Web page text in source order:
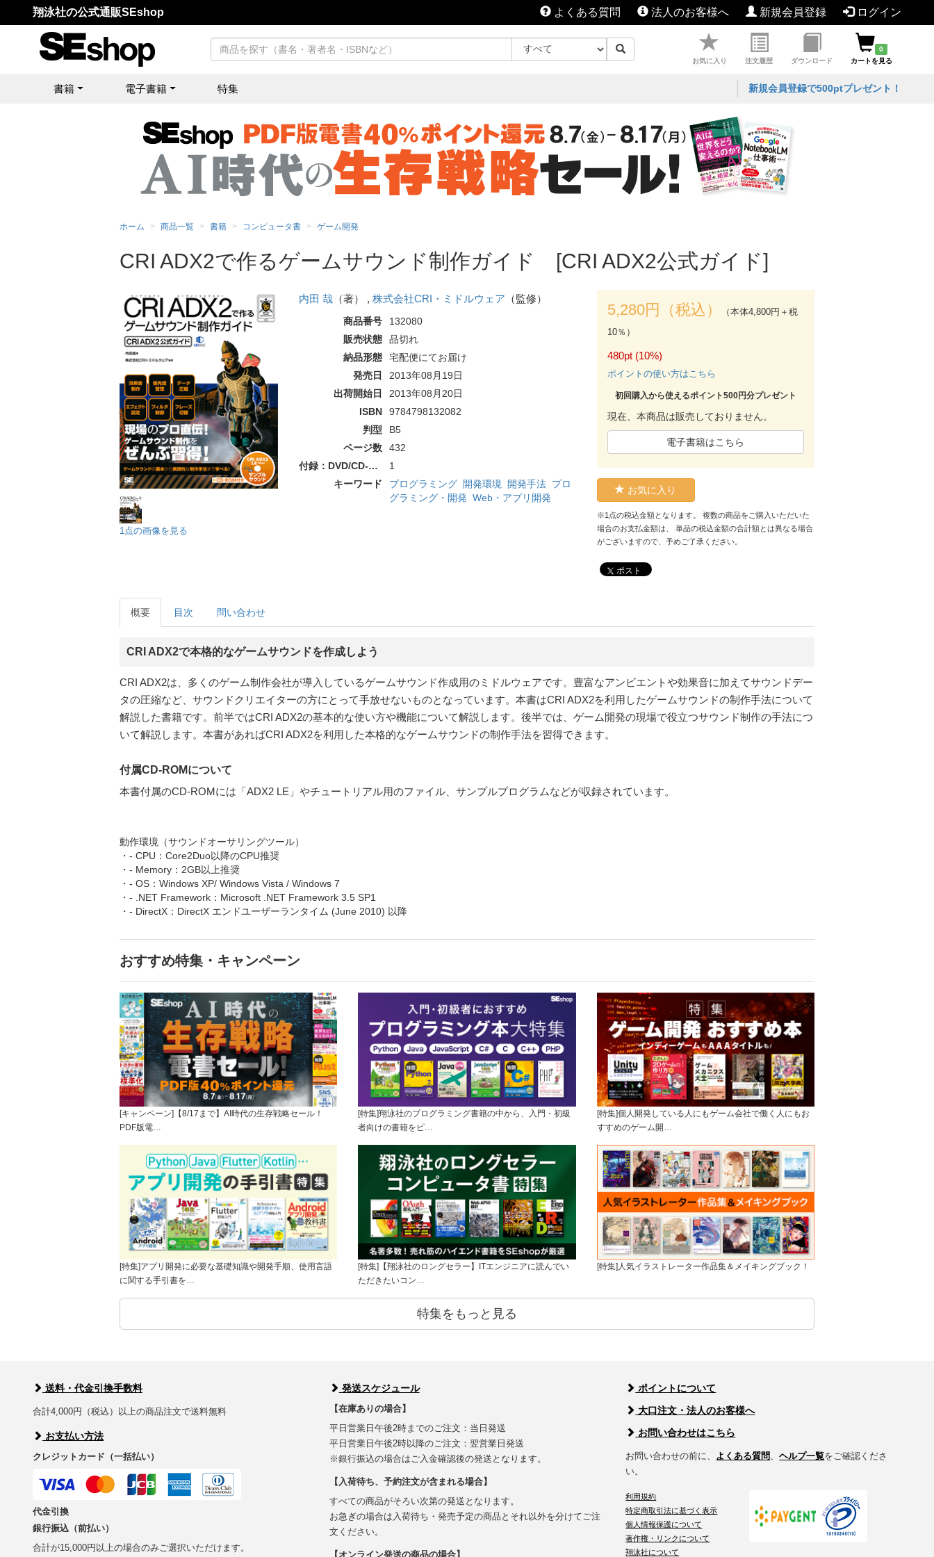
翔泳社の公式通販SEshop よくある質問 法人のお客様へ 新規会員登録 ログイン
お気に入り 注文履歴 ダウンロード
0
カートを見る
書籍 電子書籍 特集 新規会員登録で500ptプレゼント！
ホーム 商品一覧 書籍 コンピュータ書 ゲーム開発
CRI ADX2で作るゲームサウンド制作ガイド [CRI ADX2公式ガイド]
1点の画像を見る
内田 哉（著） , 株式会社CRI・ミドルウェア （監修）
商品番号
132080
販売状態
品切れ
納品形態
宅配便にてお届け
発売日
2013年08月19日
出荷開始日
2013年08月20日
ISBN
9784798132082
判型
B5
ページ数
432
付録：DVD/CD-ROM
1
キーワード
プログラミング 開発環境 開発手法 プロ
グラミング・開発 Web・アプリ開発
5,280円（税込）
（本体4,800円＋税
10％）
480pt (10%)
ポイントの使い方はこちら
初回購入から使えるポイント500円分プレゼント
現在、本商品は販売しておりません。
電子書籍はこちら
お気に入り
※1点の税込金額となります。 複数の商品をご購入いただいた
場合のお支払金額は、 単品の税込金額の合計額とは異なる場合
がございますので、予めご了承ください。
ポスト
概要 目次 問い合わせ
CRI ADX2で本格的なゲームサウンドを作成しよう
CRI ADX2は、多くのゲーム制作会社が導入しているゲームサウンド作成用のミドルウェアです。豊富なアンビエントや効果音に加えてサウンドデー
タの圧縮など、サウンドクリエイターの方にとって手放せないものとなっています。本書はCRI ADX2を利用したゲームサウンドの制作手法について
解説した書籍です。前半ではCRI ADX2の基本的な使い方や機能について解説します。後半では、ゲーム開発の現場で役立つサウンド制作の手法につ
いて解説します。本書があればCRI ADX2を利用した本格的なゲームサウンドの制作手法を習得できます。
付属CD-ROMについて
本書付属のCD-ROMには「ADX2 LE」やチュートリアル用のファイル、サンプルプログラムなどが収録されています。
動作環境（サウンドオーサリングツール）
・- CPU：Core2Duo以降のCPU推奨
・- Memory：2GB以上推奨
・- OS：Windows XP/ Windows Vista / Windows 7
・- .NET Framework：Microsoft .NET Framework 3.5 SP1
・- DirectX：DirectX エンドユーザーランタイム (June 2010) 以降
おすすめ特集・キャンペーン
[キャンペーン]【8/17まで】AI時代の生存戦略セール！
PDF版電…
[特集]翔泳社のプログラミング書籍の中から、入門・初級
者向けの書籍をピ…
[特集]個人開発している人にもゲーム会社で働く人にもお
すすめのゲーム開…
[特集]アプリ開発に必要な基礎知識や開発手順、使用言語
に関する手引書を…
[特集]【翔泳社のロングセラー】ITエンジニアに読んでい
ただきたいコン…
[特集]人気イラストレーター作品集＆メイキングブック！
特集をもっと見る
送料・代金引換手数料
合計4,000円（税込）以上の商品注文で送料無料
お支払い方法
クレジットカード（一括払い）
代金引換
銀行振込（前払い）
合計が15,000円以上の場合のみご選択いただけます。
発送スケジュール
【在庫ありの場合】
平日営業日午後2時までのご注文：当日発送
平日営業日午後2時以降のご注文：翌営業日発送
※銀行振込の場合はご入金確認後の発送となります。
【入荷待ち、予約注文が含まれる場合】
すべての商品がそろい次第の発送となります。
お急ぎの場合は入荷待ち・発売予定の商品とそれ以外を分けてご注
文ください。
【オンライン発送の商品の場合】
ポイントについて
大口注文・法人のお客様へ
お問い合わせはこちら
お問い合わせの前に、 よくある質問 、ヘルプ一覧をご確認くださ
い。
利用規約
特定商取引法に基づく表示
個人情報保護について
著作権・リンクについて
翔泳社について